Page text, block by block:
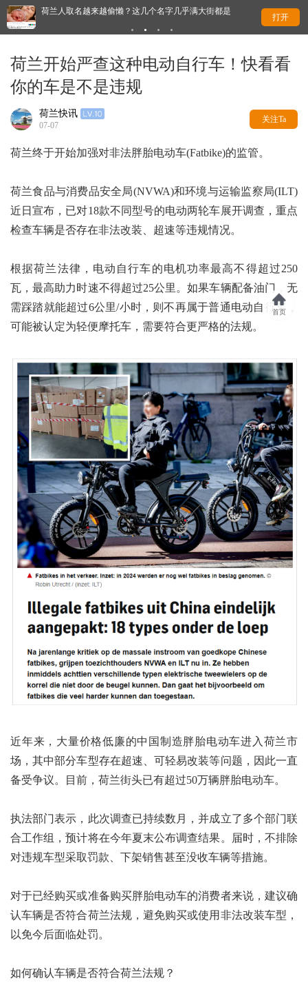
荷兰人取名越来越偷懒？这几个名字几乎满大街都是
迎
始
打开
荷兰开始严查这种电动自行车！快看看
你的车是不是违规
荷兰快讯
07-07
关注Ta
荷兰终于开始加强对非法胖胎电动车(Fatbike)的监管。
荷兰食品与消费品安全局(NVWA)和环境与运输监察局(ILT)
近日宣布，已对18款不同型号的电动两轮车展开调查，重点
检查车辆是否存在非法改装、超速等违规情况。
根据荷兰法律，电动自行车的电机功率最高不得超过250
瓦，最高助力时速不得超过25公里。如果车辆配备油门，无
需踩踏就能超过6公里/小时，则不再属于普通电动自行车，
可能被认定为轻便摩托车，需要符合更严格的法规。
近年来，大量价格低廉的中国制造胖胎电动车进入荷兰市
场，其中部分车型存在超速、可轻易改装等问题，因此一直
备受争议。目前，荷兰街头已有超过50万辆胖胎电动车。
执法部门表示，此次调查已持续数月，并成立了多个部门联
合工作组，预计将在今年夏末公布调查结果。届时，不排除
对违规车型采取罚款、下架销售甚至没收车辆等措施。
对于已经购买或准备购买胖胎电动车的消费者来说，建议确
认车辆是否符合荷兰法规，避免购买或使用非法改装车型，
以免今后面临处罚。
如何确认车辆是否符合荷兰法规？
首页